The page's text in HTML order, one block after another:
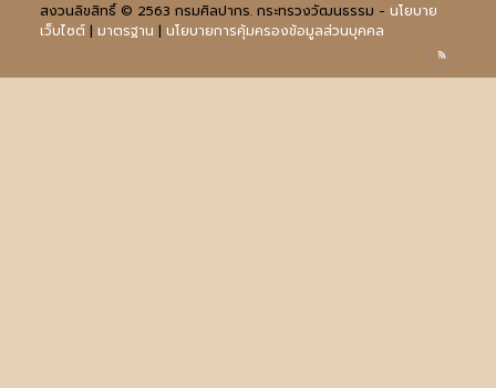
สงวนลิขสิทธิ์ © 2563 กรมศิลปากร. กระทรวงวัฒนธรรม - นโยบาย
เว็บไซต์| มาตรฐาน | นโยบายการคุ้มครองข้อมูลส่วนบุคคล